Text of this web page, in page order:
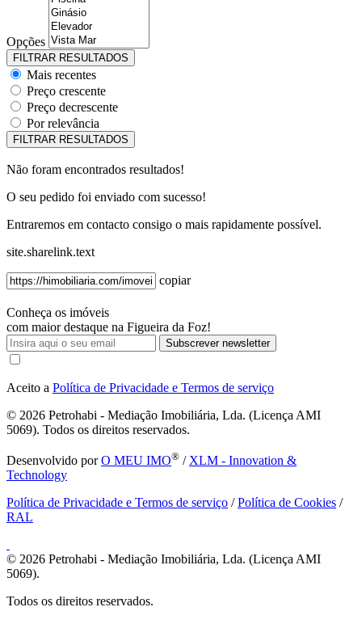
Opções
Mais recentes
Preço crescente
Preço decrescente
Por relevância
Não foram encontrados resultados!
O seu pedido foi enviado com sucesso!
Entraremos em contacto consigo o mais rapidamente possível.
site.sharelink.text
copiar
Conheça os imóveis
com maior destaque na Figueira da Foz!
Subscrever newsletter
Aceito a Política de Privacidade e Termos de serviço
© 2026 Petrohabi - Mediação Imobiliária, Lda. (Licença AMI
5069). Todos os direitos reservados.
Desenvolvido porO MEU IMO® / XLM - Innovation &
Technology
Política de Privacidade e Termos de serviço /Política de Cookies /
RAL
© 2026 Petrohabi - Mediação Imobiliária, Lda. (Licença AMI
5069).
Todos os direitos reservados.